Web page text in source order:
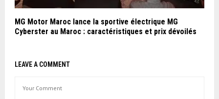
MG Motor Maroc lance la sportive électrique MG
Cyberster au Maroc : caractéristiques et prix dévoilés
LEAVE A COMMENT